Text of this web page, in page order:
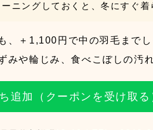
ニングしておくと、冬にすぐ着
、 ＋1,100円 で中の羽毛までし
みや輪じみ、食べこぼしの汚
追加（クーポンを受け取る